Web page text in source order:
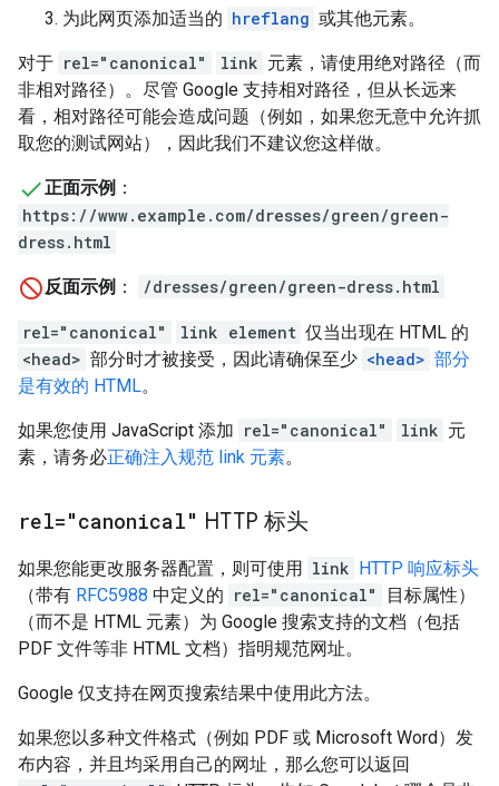
为此网页添加适当的 hreflang 或其他元素。
对于 rel="canonical" link 元素，请使用绝对路径（而
非相对路径）。尽管 Google 支持相对路径，但从长远来
看，相对路径可能会造成问题（例如，如果您无意中允许抓
取您的测试网站），因此我们不建议您这样做。
正面示例 ：
https://www.example.com/dresses/green/green-
dress.html
反面示例 ： /dresses/green/green-dress.html
rel="canonical" link element 仅当出现在 HTML 的
<head> 部分时才被接受，因此请确保至少 <head> 部分
是有效的 HTML。
如果您使用 JavaScript 添加 rel="canonical" link 元
素，请务必正确注入规范 link 元素。
rel="canonical" HTTP 标头
如果您能更改服务器配置，则可使用 link HTTP 响应标头
（带有 RFC5988 中定义的 rel="canonical"
目标属性）
（而不是 HTML 元素）为 Google 搜索支持的文档（包括
PDF 文件等非 HTML 文档）指明规范网址。
Google 仅支持在网页搜索结果中使用此方法。
如果您以多种文件格式（例如 PDF 或 Microsoft Word）发
布内容，并且均采用自己的网址，那么您可以返回